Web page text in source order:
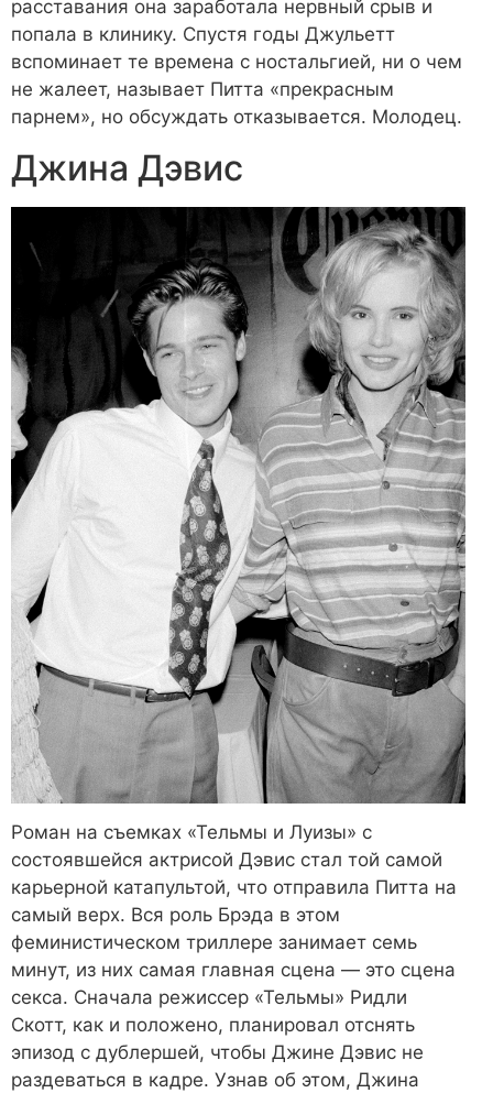
расставания она заработала нервный срыв и
попала в клинику. Спустя годы Джульетт
вспоминает те времена с ностальгией, ни о чем
не жалеет, называет Питта «прекрасным
парнем», но обсуждать отказывается. Молодец.
Джина Дэвис
Роман на съемках «Тельмы и Луизы» с
состоявшейся актрисой Дэвис стал той самой
карьерной катапультой, что отправила Питта на
самый верх. Вся роль Брэда в этом
феминистическом триллере занимает семь
минут, из них самая главная сцена — это сцена
секса. Сначала режиссер «Тельмы» Ридли
Скотт, как и положено, планировал отснять
эпизод с дублершей, чтобы Джине Дэвис не
раздеваться в кадре. Узнав об этом, Джина